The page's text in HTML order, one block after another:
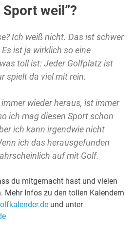
weil”?
Ich weiß nicht. Das ist schwer
ist ja wirklich so eine
toll ist: Jeder Golfplatz ist
spielt da viel mit rein.
wieder heraus, ist immer
ich mag diesen Sport schon
ich kann irgendwie nicht
ich das herausgefunden
auf mit Golf.
du mitgemacht hast und vielen
Mehr Infos zu den tollen Kalendern
und unter